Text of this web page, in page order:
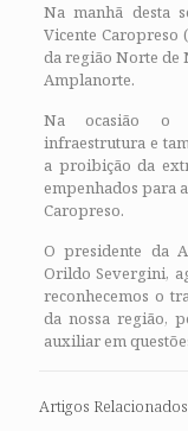
Na manhã desta
Vicente Caropreso
da região Norte de
Amplanorte.
Na ocasião o
infraestrutura e
a proibição da
empenhados para
Caropreso.
O presidente da
Orildo Severgini,
reconhecemos o
da nossa região,
auxiliar em
Artigos Relacionados